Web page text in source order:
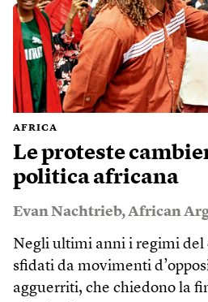
AFRICA
Le proteste
politica africana
Evan Nachtrieb,African
Negli ultimi anni i regimi del
sfidati da movimenti
agguerriti, che chiedono la